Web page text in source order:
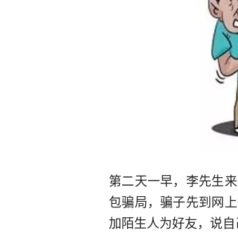
第二天一早，李先生
包骗局，骗子先到网
加陌生人为好友，说